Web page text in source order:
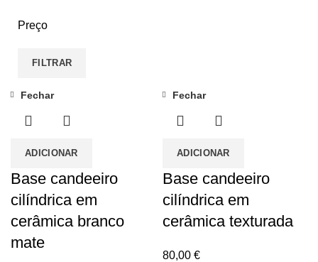
Preço
FILTRAR
ADICIONAR
Fechar
Base candeeiro
cilíndrica em
cerâmica branco
mate
ADICIONAR
Fechar
Base candeeiro
cilíndrica em
cerâmica texturada
80,00 €